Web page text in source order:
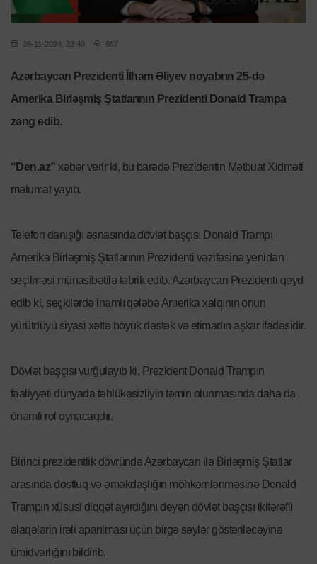
25-11-2024, 22:40 667
Azərbaycan Prezidenti İlham Əliyev noyabrın 25-də
Amerika Birləşmiş Ştatlarının Prezidenti Donald Trampa
zəng edib.
“Den.az” xəbər verir ki, bu barədə Prezidentin Mətbuat Xidməti
məlumat yayıb.
Telefon danışığı əsnasında dövlət başçısı Donald Trampı
Amerika Birləşmiş Ştatlarının Prezidenti vəzifəsinə yenidən
seçilməsi münasibətilə təbrik edib. Azərbaycan Prezidenti qeyd
edib ki, seçkilərdə inamlı qələbə Amerika xalqının onun
yürütdüyü siyasi xəttə böyük dəstək və etimadın aşkar ifadəsidir.
Dövlət başçısı vurğulayıb ki, Prezident Donald Trampın
fəaliyyəti dünyada təhlükəsizliyin təmin olunmasında daha da
önəmli rol oynacaqdır.
Birinci prezidentlik dövründə Azərbaycan ilə Birləşmiş Ştatlar
arasında dostluq və əməkdaşlığın möhkəmlənməsinə Donald
Trampın xüsusi diqqət ayırdığını deyən dövlət başçısı ikitərəfli
əlaqələrin irəli aparılması üçün birgə səylər göstəriləcəyinə
ümidvarlığını bildirib.